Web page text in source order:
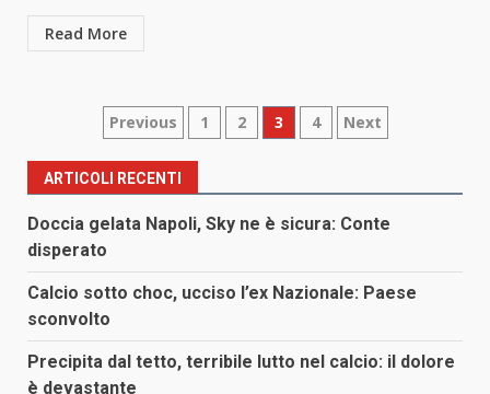
Read More
Paginazione
degli
articoli
Previous 1 2 3 4 Next
ARTICOLI RECENTI
Doccia gelata Napoli, Sky ne è sicura: Conte
disperato
Calcio sotto choc, ucciso l’ex Nazionale: Paese
sconvolto
Precipita dal tetto, terribile lutto nel calcio: il dolore
è devastante